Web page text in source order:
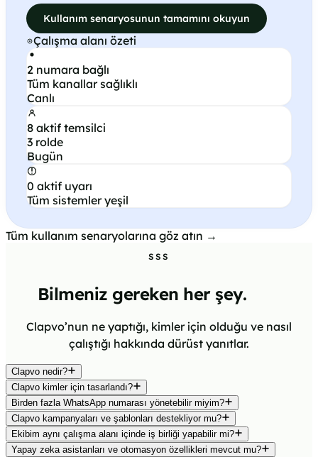
Kullanım senaryosunun tamamını okuyun
Çalışma alanı özeti
2 numara bağlı
Tüm kanallar sağlıklı
Canlı
8 aktif temsilci
3 rolde
Bugün
0 aktif uyarı
Tüm sistemler yeşil
Tüm kullanım senaryolarına göz atın →
SSS
Bilmeniz gereken her şey.
Clapvo’nun ne yaptığı, kimler için olduğu ve nasıl
çalıştığı hakkında dürüst yanıtlar.
Clapvo nedir?
Clapvo kimler için tasarlandı?
Birden fazla WhatsApp numarası yönetebilir miyim?
Clapvo kampanyaları ve şablonları destekliyor mu?
Ekibim aynı çalışma alanı içinde iş birliği yapabilir mi?
Yapay zeka asistanları ve otomasyon özellikleri mevcut mu?